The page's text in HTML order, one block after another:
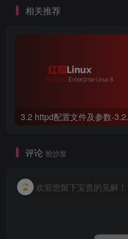
相关推荐
评论 抢沙发
欢迎您留下宝贵的见解！